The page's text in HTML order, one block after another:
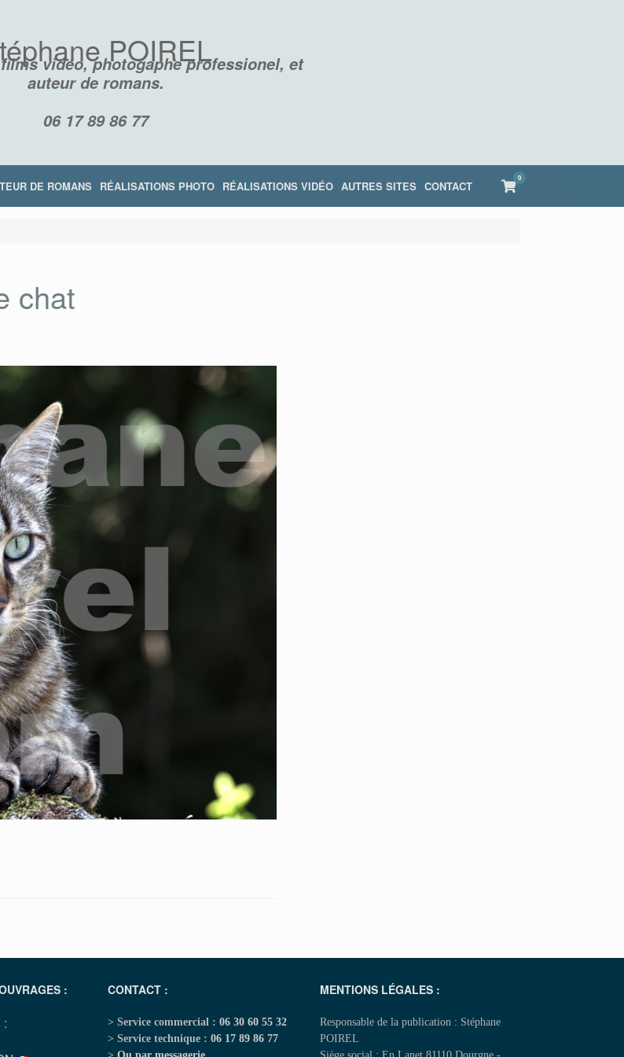
POIREL
vidéo, photogaphe professionel, et
auteur de romans.
06 17 89 86 77
DE ROMANS RÉALISATIONS PHOTO RÉALISATIONS VIDÉO AUTRES SITES CONTACT View
shopping
cart
0
chat
:
:
CONTACT :
> Service commercial : 06 30 60 55 32
> Service technique : 06 17 89 86 77
> Ou par messagerie
MENTIONS LÉGALES :
Responsable de la publication : Stéphane
POIREL
Siège social : En Lanet 81110 Dourgne -